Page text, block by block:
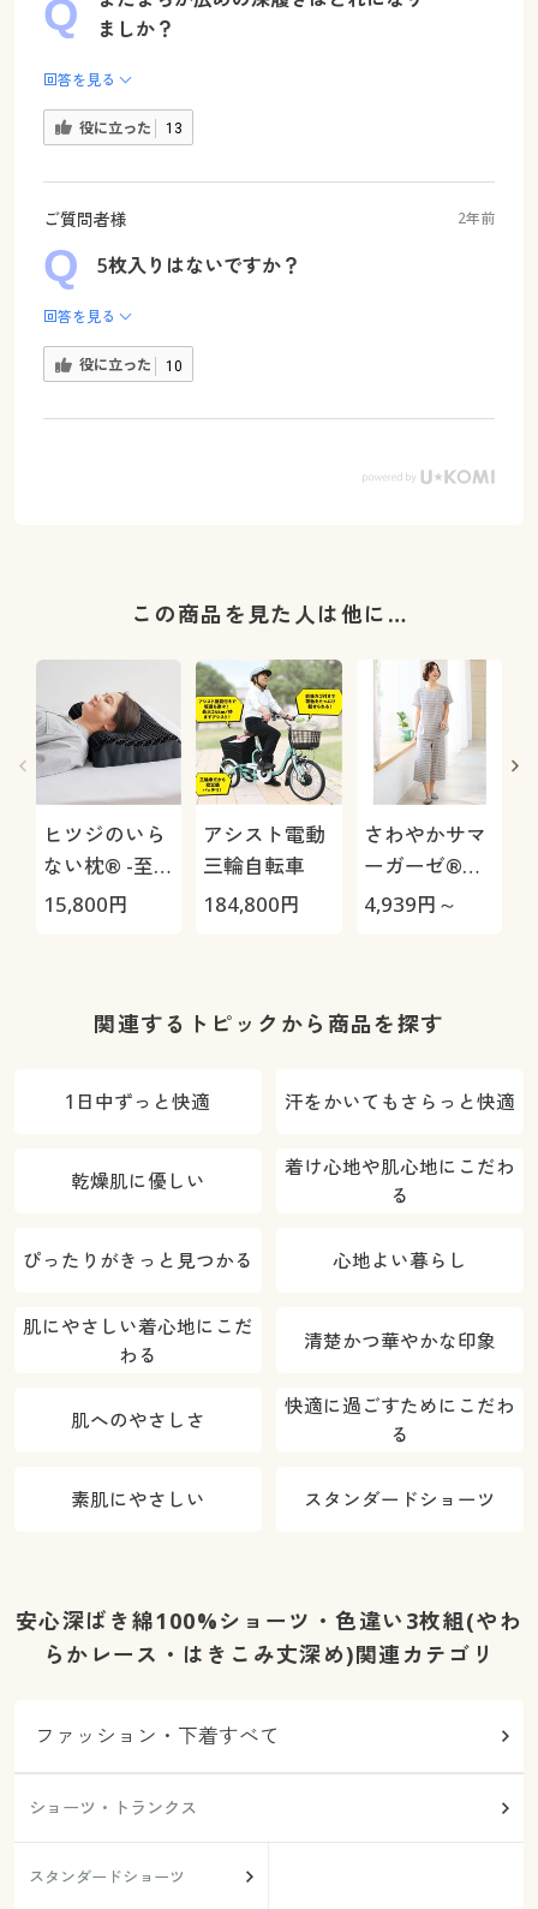
ましか？
回答を見る
役に立った 13
ご質問者様 2年前
5枚入りはないですか？
回答を見る
役に立った 10
この商品を見た人は他に…
ヒツジのいら
ない枕® -至
極-
15,800円
アシスト電動
三輪自転車
184,800円
さわやかサマ
ーガーゼ®か
ぶりパジャマ/
4,939円～
関連するトピックから商品を探す
1日中ずっと快適 汗をかいてもさらっと快適
乾燥肌に優しい
着け心地や肌心地にこだわ
る
ぴったりがきっと見つかる 心地よい暮らし
肌にやさしい着心地にこだ
わる
清楚かつ華やかな印象
肌へのやさしさ
快適に過ごすためにこだわ
る
素肌にやさしい スタンダードショーツ
安心深ばき綿100%ショーツ・色違い3枚組(やわ
らかレース・はきこみ丈深め)関連カテゴリ
ファッション・下着すべて
ショーツ・トランクス
スタンダードショーツ